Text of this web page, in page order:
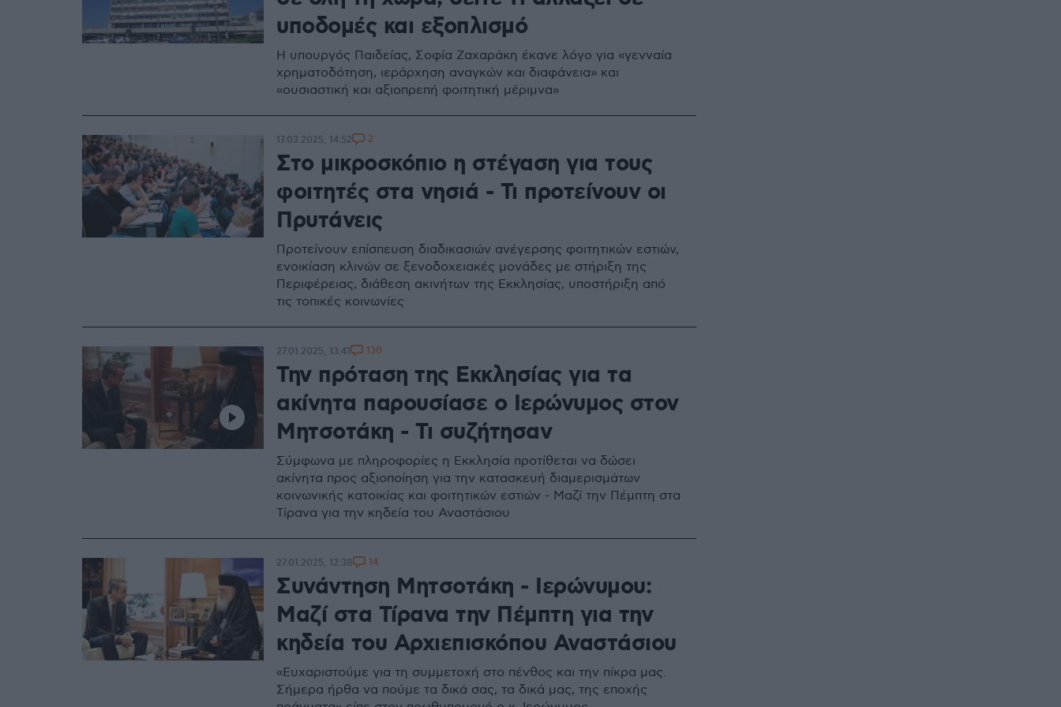
υποδομές και εξοπλισμό
Η υπουργός Παιδείας, Σοφία Ζαχαράκη έκανε λόγο για «γενναία
χρηματοδότηση, ιεράρχηση αναγκών και διαφάνεια» και
«ουσιαστική και αξιοπρεπή φοιτητική μέριμνα»
Στο μικροσκόπιο η στέγαση για τους
φοιτητές στα νησιά - Τι προτείνουν οι
Πρυτάνεις
Προτείνουν επίσπευση διαδικασιών ανέγερσης φοιτητικών εστιών,
ενοικίαση κλινών σε ξενοδοχειακές μονάδες με στήριξη της
Περιφέρειας, διάθεση ακινήτων της Εκκλησίας, υποστήριξη από
τις τοπικές κοινωνίες
17.03.2025, 14:52 2
Την πρόταση της Εκκλησίας για τα
ακίνητα παρουσίασε ο Ιερώνυμος στον
Μητσοτάκη - Τι συζήτησαν
Σύμφωνα με πληροφορίες η Εκκλησία προτίθεται να δώσει
ακίνητα προς αξιοποίηση για την κατασκευή διαμερισμάτων
κοινωνικής κατοικίας και φοιτητικών εστιών - Μαζί την Πέμπτη στα
Τίρανα για την κηδεία του Αναστάσιου
27.01.2025, 13:41 130
Συνάντηση Μητσοτάκη - Ιερώνυμου:
Μαζί στα Τίρανα την Πέμπτη για την
κηδεία του Αρχιεπισκόπου Αναστάσιου
«Ευχαριστούμε για τη συμμετοχή στο πένθος και την πίκρα μας.
Σήμερα ήρθα να πούμε τα δικά σας, τα δικά μας, της εποχής
27.01.2025, 12:38 14